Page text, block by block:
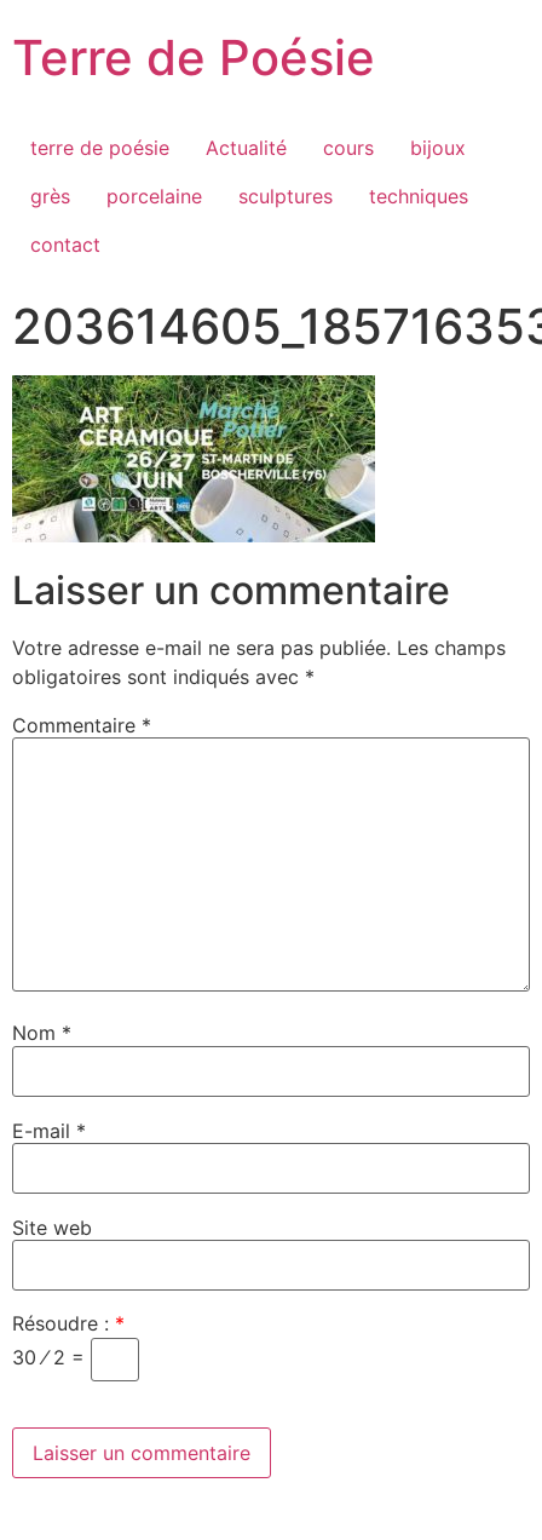
au
contenu
Terre de Poésie
terre de poésie Actualité cours
bijoux
grès
porcelaine sculptures
techniques
contact
Laisser un commentaire
Votre adresse e-mail ne sera pas publiée. Les champs
obligatoires sont indiqués avec *
Commentaire *
Nom *
E-mail *
Site web
Résoudre : *
30 ⁄ 2 =